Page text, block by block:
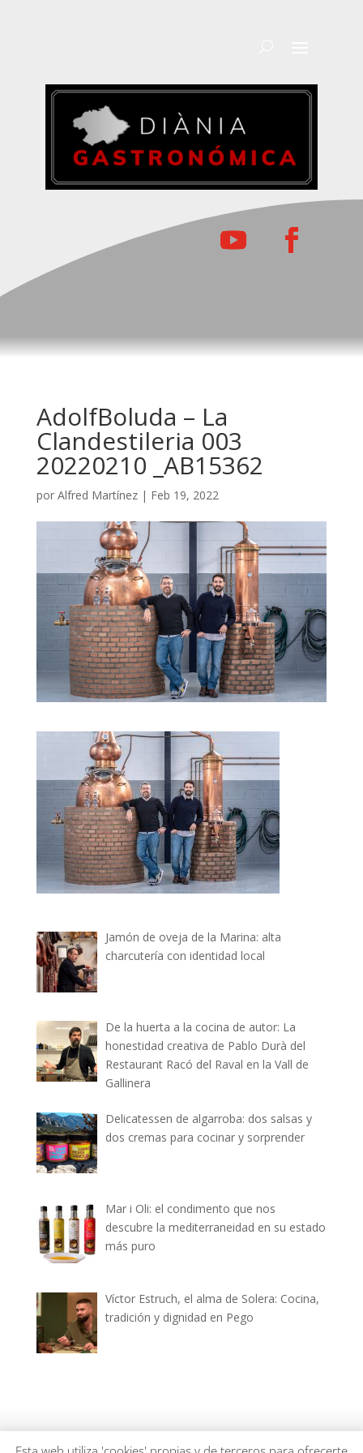
AdolfBoluda – La
Clandestileria 003
20220210 _AB15362
por Alfred Martínez| Feb 19, 2022
Jamón de oveja de la Marina: alta
charcutería con identidad local
De la huerta a la cocina de autor: La
honestidad creativa de Pablo Durà del
Restaurant Racó del Raval en la Vall de
Gallinera
Delicatessen de algarroba: dos salsas y
dos cremas para cocinar y sorprender
Mar i Oli: el condimento que nos
descubre la mediterraneidad en su estado
más puro
Víctor Estruch, el alma de Solera: Cocina,
tradición y dignidad en Pego
dianiagastronomica.com © 2026